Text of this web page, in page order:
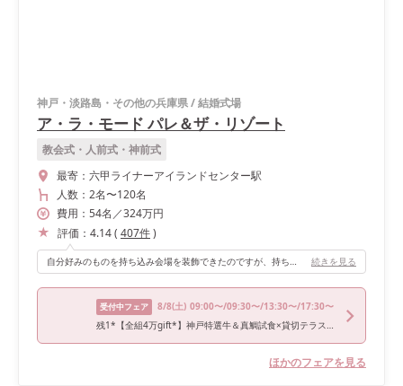
神戸・淡路島・その他の兵庫県/結婚式場
ア・ラ・モード パレ＆ザ・リゾート
教会式・人前式・神前式
最寄： 六甲ライナーアイランドセンター駅
人数： 2名〜120名
費用： 54名 ／324万円
評価： 4.14( 407件)
自分好みのものを持ち込み会場を装飾できたのですが、持ち込み不可のものも多かったので★-1です。 続きを見る
受付中フェア 8/8(土) 09:00〜/09:30〜/13:30〜/17:30〜
残1*【全組4万gift*】神戸特選牛＆真鯛試食×貸切テラス付邸宅
ほかのフェアを見る